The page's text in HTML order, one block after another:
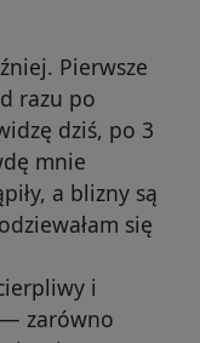
Pierwsze
razu po
dziś, po 3
mnie
a blizny są
się
i
— zarówno